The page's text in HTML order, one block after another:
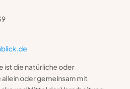
ist die natürliche oder
allein oder gemeinsam mit